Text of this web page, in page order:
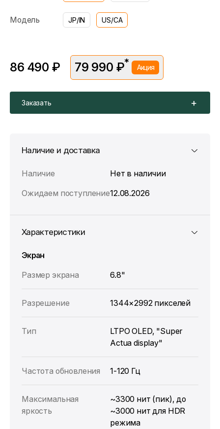
Модель JP/IN US/CA
86 490 ₽ 79 990 ₽* Акция
Цена без скидки —86 490 ₽. Подробности уточняйте у
консультантов.
Заказать
Наличие и доставка
Наличие
Нет в наличии
Ожидаем поступление12.08.2026
Характеристики
Экран
Размер экрана
6.8"
Разрешение 1344×2992 пикселей
Тип
LTPO OLED, "Super
Actua display"
Частота обновления 1‑120 Гц
Максимальная
яркость
~3300 нит (пик), до
~3000 нит для HDR
режима